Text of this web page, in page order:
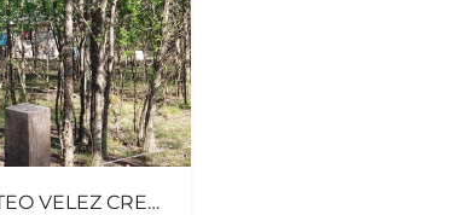
SE VENDE LOTE EN “LOTEO VELEZ CRESPO”, SANTA ROSA DE CALAMUCHITA. (3042)